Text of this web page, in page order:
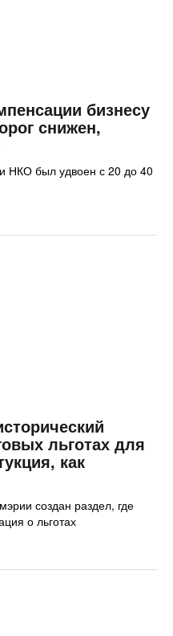
бизнесу
снижен,
НКО был удвоен с 20 до 40
льготах для
как
создан раздел, где
о льготах